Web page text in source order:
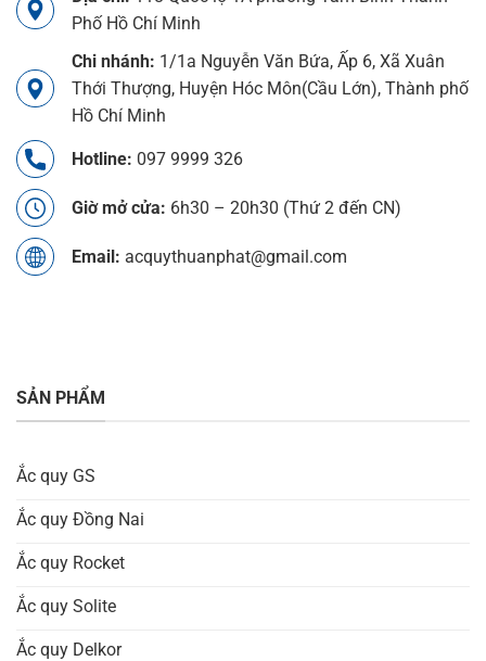
Phố Hồ Chí Minh
Chi nhánh: 1/1a Nguyễn Văn Bứa, Ấp 6, Xã Xuân
Thới Thượng, Huyện Hóc Môn(Cầu Lớn), Thành phố
Hồ Chí Minh
Hotline: 097 9999 326
Giờ mở cửa: 6h30 – 20h30 (Thứ 2 đến CN)
Email: acquythuanphat@gmail.com
SẢN PHẨM
Ắc quy GS
Ắc quy Đồng Nai
Ắc quy Rocket
Ắc quy Solite
Ắc quy Delkor